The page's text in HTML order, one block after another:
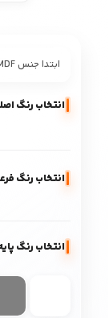
ابتدا جنس MDF یا ملامینه را انتخاب کنید.
انتخاب رنگ
انتخاب رنگ
انتخاب رنگ